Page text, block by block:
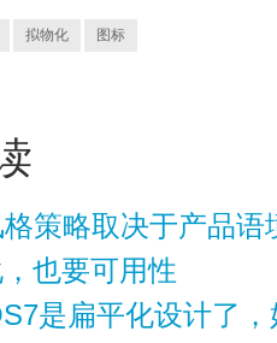
拟物化 图标
格策略取决于产品语
也要可用性
是扁平化设计了